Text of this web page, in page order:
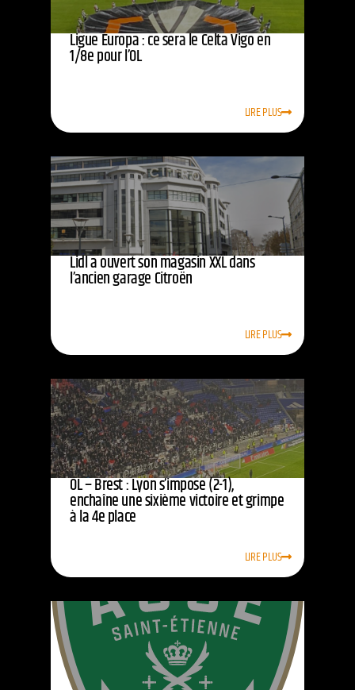
Ligue Europa : ce sera le Celta Vigo en
1/8e pour l’OL
LIRE PLUS
Lidl a ouvert son magasin XXL dans
l’ancien garage Citroën
LIRE PLUS
OL – Brest : Lyon s’impose (2-1),
enchaîne une sixième victoire et grimpe
à la 4e place
LIRE PLUS